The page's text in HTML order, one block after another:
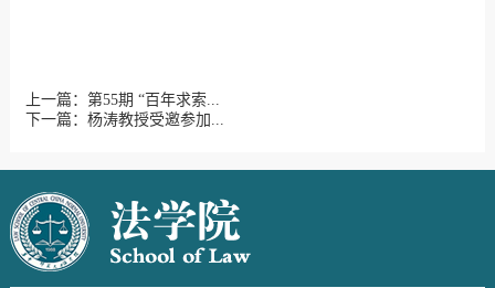
上一篇：第55期 “百年求索...
下一篇：杨涛教授受邀参加...